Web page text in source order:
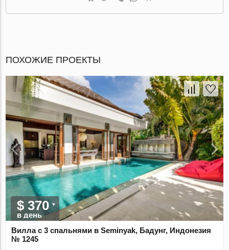
ПОХОЖИЕ ПРОЕКТЫ
$ 370
в день
Вилла с 3 спальнями в Seminyak, Бадунг, Индонезия
№ 1245